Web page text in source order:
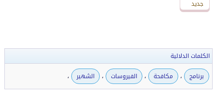
جديد
جديد
الكلمات الدلالية
برنامج
، مكافحة ، الفيروسات ، الشهير ،